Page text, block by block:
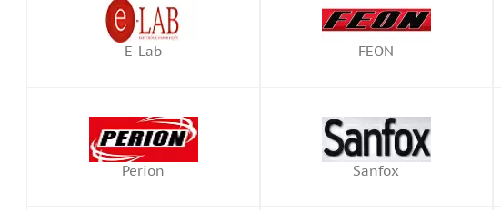
E-Lab FEON
Perion Sanfox